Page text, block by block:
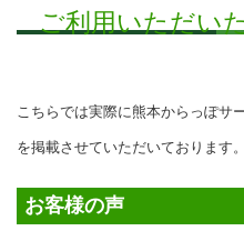
ご利用いただい
こちらでは実際に熊本からっぽサ
を掲載させていただいております。
お客様の声